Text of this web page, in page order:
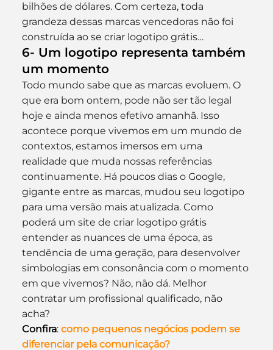
bilhões de dólares. Com certeza, toda
grandeza dessas marcas vencedoras não foi
construída ao se criar logotipo grátis…
6- Um logotipo representa também
um momento
Todo mundo sabe que as marcas evoluem. O
que era bom ontem, pode não ser tão legal
hoje e ainda menos efetivo amanhã. Isso
acontece porque vivemos em um mundo de
contextos, estamos imersos em uma
realidade que muda nossas referências
continuamente. Há poucos dias o Google,
gigante entre as marcas, mudou seu logotipo
para uma versão mais atualizada. Como
poderá um site de criar logotipo grátis
entender as nuances de uma época, as
tendência de uma geração, para desenvolver
simbologias em consonância com o momento
em que vivemos? Não, não dá. Melhor
contratar um profissional qualificado, não
acha?
Confira: como pequenos negócios podem se
diferenciar pela comunicação?